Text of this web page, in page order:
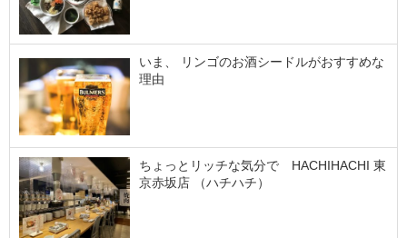
いま、 リンゴのお酒シードルがおすすめな
理由
ちょっとリッチな気分で HACHIHACHI 東
京赤坂店 （ハチハチ）